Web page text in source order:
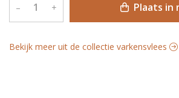
– + Plaats in
Bekijk meer uit de collectie varkensvlees